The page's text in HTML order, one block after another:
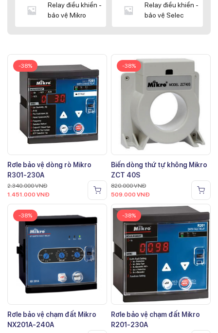
Relay điều khiển -
bảo vệ Mikro
Relay điều khiển -
bảo vệ Selec
-38%
Rơle bảo vệ dòng rò Mikro
R301-230A
2.340.000VNĐ
1.451.000 VNĐ
-38%
Biến dòng thứ tự không Mikro
ZCT 40S
820.000VNĐ
509.000 VNĐ
-38%
Rơle bảo vệ chạm đất Mikro
NX201A-240A
-38%
Rơle bảo vệ chạm đất Mikro
R201-230A